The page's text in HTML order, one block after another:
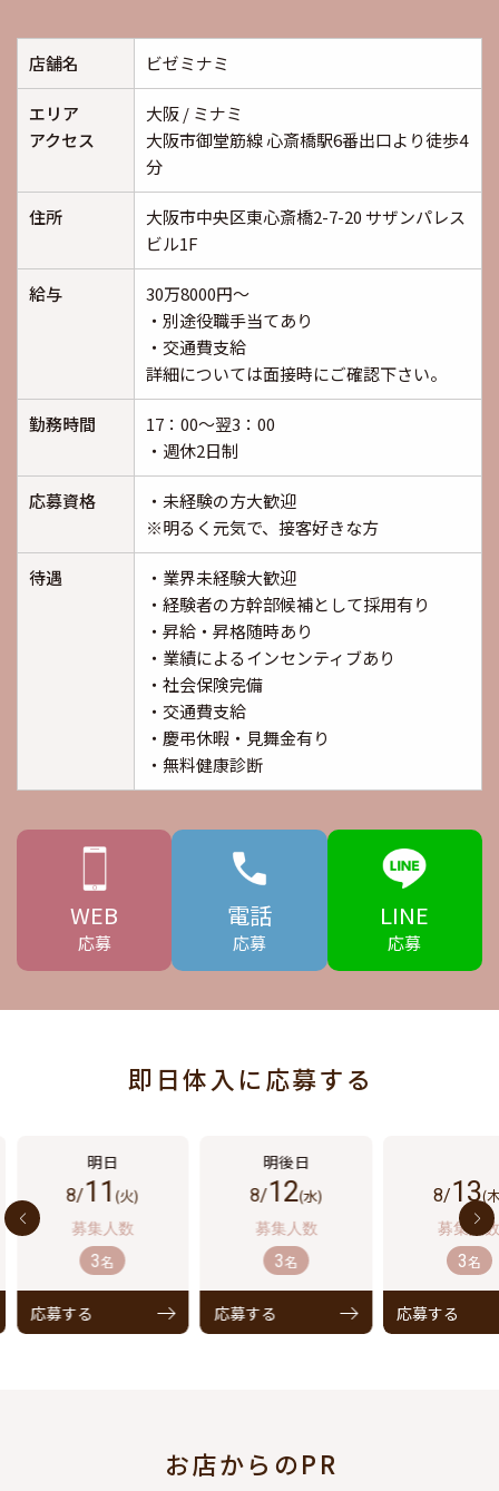
店舗名 ビゼミナミ
エリア
アクセス
大阪 / ミナミ
大阪市御堂筋線 心斎橋駅6番出口より徒歩4
分
住所
大阪市中央区東心斎橋2-7-20 サザンパレス
ビル1F
給与
30万8000円～
・別途役職手当てあり
・交通費支給
詳細については面接時にご確認下さい。
勤務時間
17：00～翌3：00
・週休2日制
応募資格
・未経験の方大歓迎
※明るく元気で、接客好きな方
待遇
・業界未経験大歓迎
・経験者の方幹部候補として採用有り
・昇給・昇格随時あり
・業績によるインセンティブあり
・社会保険完備
・交通費支給
・慶弔休暇・見舞金有り
・無料健康診断
WEB
応募
電話
応募
LINE
応募
即日体入に応募する
8/11 (火)
3名
応募する
8/12(水)
3名
応募する
8/13(
3名
応募する
お店からのPR